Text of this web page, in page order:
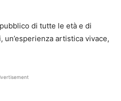
di tutte le età e di
artistica vivace,